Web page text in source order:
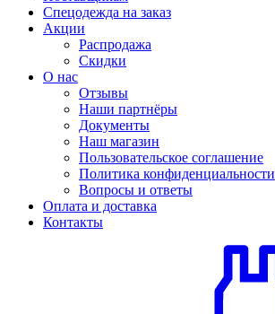
Спецодежда на заказ
Акции
Распродажа
Скидки
О нас
Отзывы
Наши партнёры
Документы
Наш магазин
Пользовательское соглашение
Политика конфиденциальности
Вопросы и ответы
Оплата и доставка
Контакты